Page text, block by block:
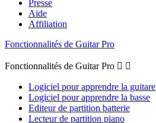
Presse
Aide
Affiliation
Fonctionnalités de Guitar Pro
Fonctionnalités de Guitar Pro  
Logiciel pour apprendre la guitare
Logiciel pour apprendre la basse
Editeur de partition batterie
Lecteur de partition piano